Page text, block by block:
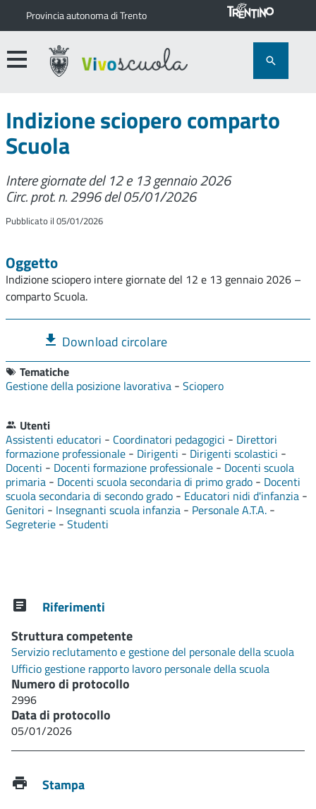
Provincia autonoma di Trento
Indizione sciopero comparto
Scuola
Intere giornate del 12 e 13 gennaio 2026
Circ. prot. n. 2996 del 05/01/2026
Pubblicato il 05/01/2026
Oggetto
Indizione sciopero intere giornate del 12 e 13 gennaio 2026 –
comparto Scuola.
Download circolare
Tematiche
Gestione della posizione lavorativa - Sciopero
Utenti
Assistenti educatori - Coordinatori pedagogici - Direttori
formazione professionale - Dirigenti - Dirigenti scolastici -
Docenti - Docenti formazione professionale - Docenti scuola
primaria - Docenti scuola secondaria di primo grado - Docenti
scuola secondaria di secondo grado - Educatori nidi d'infanzia -
Genitori - Insegnanti scuola infanzia - Personale A.T.A. -
Segreterie - Studenti
Riferimenti
Struttura competente
Servizio reclutamento e gestione del personale della scuola
Ufficio gestione rapporto lavoro personale della scuola
Numero di protocollo
2996
Data di protocollo
05/01/2026
Stampa